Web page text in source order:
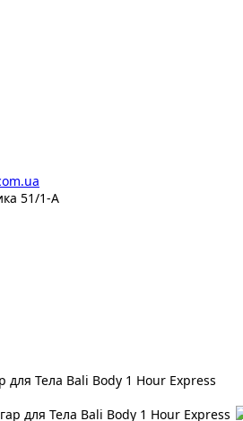
51/1-А
для Тела Bali Body 1 Hour Express